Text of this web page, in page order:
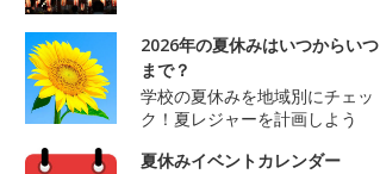
2026年の夏休みはいつからいつ
まで？
学校の夏休みを地域別にチェッ
ク！夏レジャーを計画しよう
夏休みイベントカレンダー